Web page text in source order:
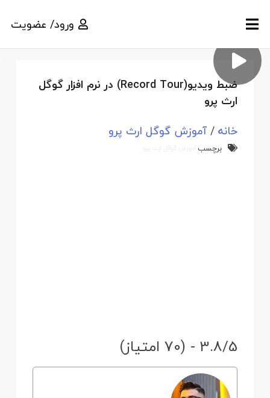
ورود/ عضویت
ضبط ویدیو(Record Tour) در نرم افزار گوگل
ارث پرو
خانه/آموزش گوگل ارث پرو
برچسب
3.8/5 - (70 امتیاز)